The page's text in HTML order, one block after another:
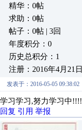
精华：0帖
求助：0帖
帖子：0帖 | 3回
年度积分：0
历史总积分：1
注册：2016年4月21日
发表于：2016-05-05 09:38:02
学习学习,努力学习中!!!!
回复 引用 举报